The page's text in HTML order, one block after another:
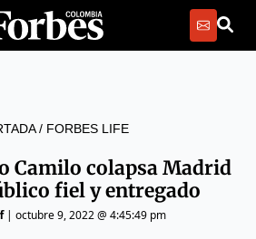
/ FORBES LIFE
Camilo colapsa Madrid
fiel y entregado
| octubre 9, 2022 @ 4:45:49 pm